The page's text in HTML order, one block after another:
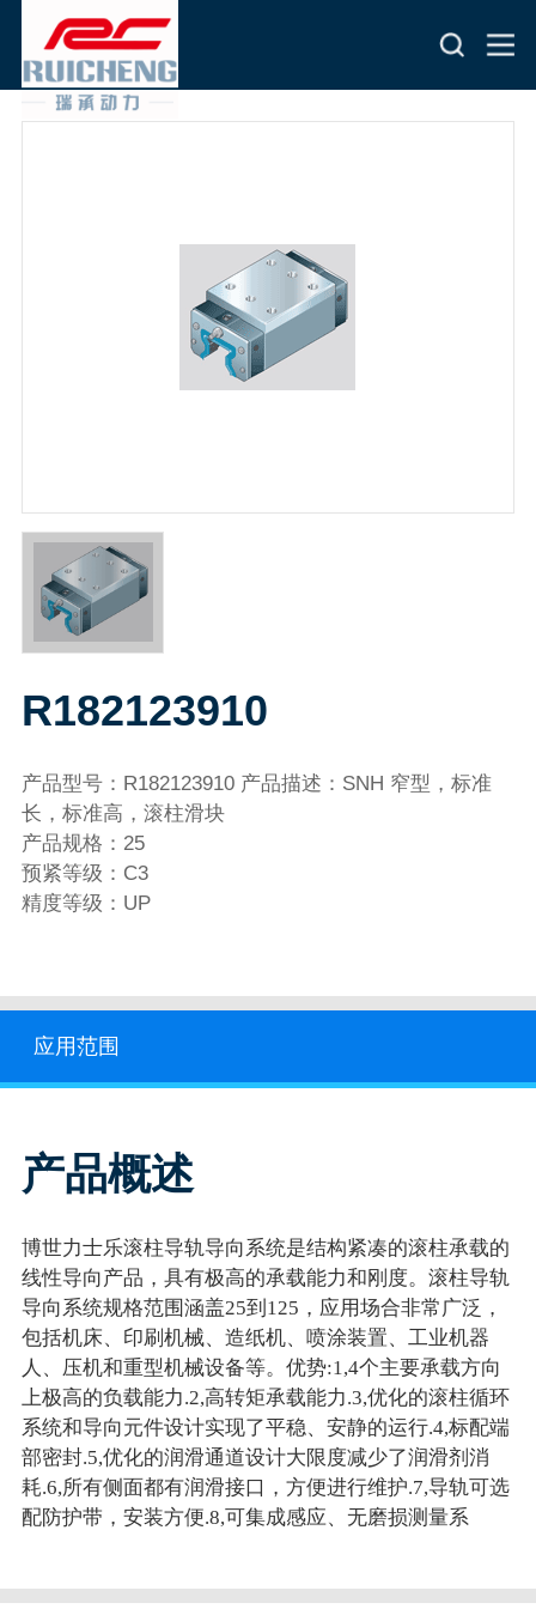
R182123910
产品型号：R182123910 产品描述：SNH 窄型，标准
长，标准高，滚柱滑块
产品规格：25
预紧等级：C3
精度等级：UP
应用范围
产品概述
博世力士乐滚柱导轨导向系统是结构紧凑的滚柱承载的
线性导向产品，具有极高的承载能力和刚度。滚柱导轨
导向系统规格范围涵盖25到125，应用场合非常广泛，
包括机床、印刷机械、造纸机、喷涂装置、工业机器
人、压机和重型机械设备等。优势:1,4个主要承载方向
上极高的负载能力.2,高转矩承载能力.3,优化的滚柱循环
系统和导向元件设计实现了平稳、安静的运行.4,标配端
部密封.5,优化的润滑通道设计大限度减少了润滑剂消
耗.6,所有侧面都有润滑接口，方便进行维护.7,导轨可选
配防护带，安装方便.8,可集成感应、无磨损测量系